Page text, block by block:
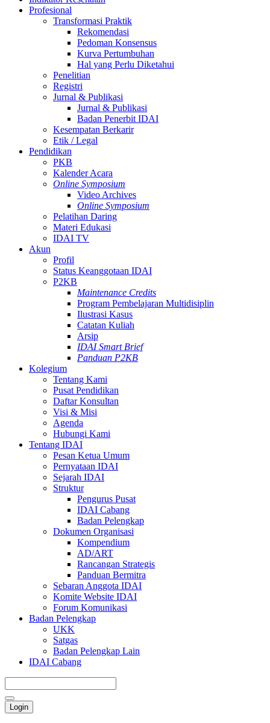
Profesional
Transformasi Praktik
Rekomendasi
Pedoman Konsensus
Kurva Pertumbuhan
Hal yang Perlu Diketahui
Penelitian
Registri
Jurnal & Publikasi
Jurnal & Publikasi
Badan Penerbit IDAI
Kesempatan Berkarir
Etik / Legal
Pendidikan
PKB
Kalender Acara
Online Symposium
Video Archives
Online Symposium
Pelatihan Daring
Materi Edukasi
IDAI TV
Akun
Profil
Status Keanggotaan IDAI
P2KB
Maintenance Credits
Program Pembelajaran Multidisiplin
Ilustrasi Kasus
Catatan Kuliah
Arsip
IDAI Smart Brief
Panduan P2KB
Kolegium
Tentang Kami
Pusat Pendidikan
Daftar Konsultan
Visi & Misi
Agenda
Hubungi Kami
Tentang IDAI
Pesan Ketua Umum
Pernyataan IDAI
Sejarah IDAI
Struktur
Pengurus Pusat
IDAI Cabang
Badan Pelengkap
Dokumen Organisasi
Kompendium
AD/ART
Rancangan Strategis
Panduan Bermitra
Sebaran Anggota IDAI
Komite Website IDAI
Forum Komunikasi
Badan Pelengkap
UKK
Satgas
Badan Pelengkap Lain
IDAI Cabang
Login